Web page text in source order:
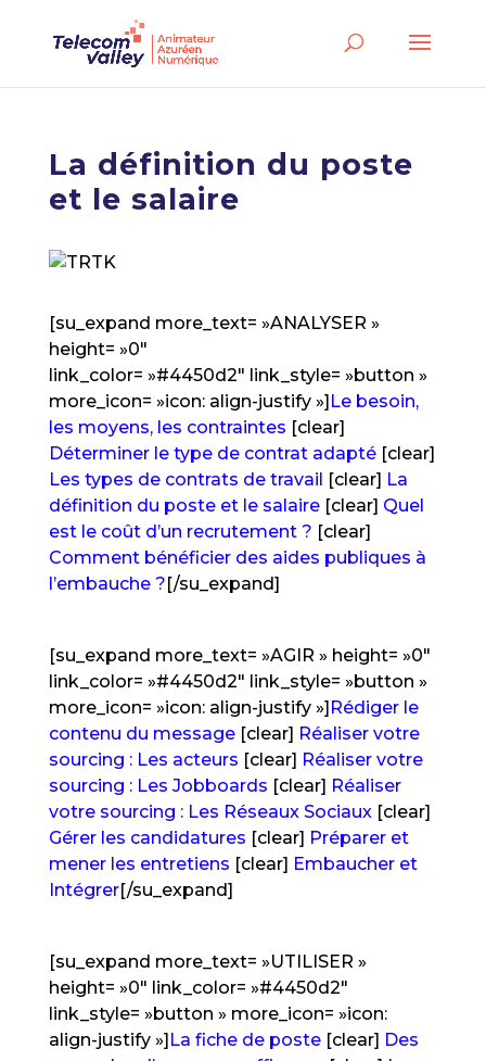
La définition du poste
et le salaire
[su_expand more_text= »ANALYSER »
height= »0″
link_color= »#4450d2″ link_style= »button »
more_icon= »icon: align-justify »]Le besoin,
les moyens, les contraintes [clear]
Déterminer le type de contrat adapté[clear]
Les types de contrats de travail [clear] La
définition du poste et le salaire[clear] Quel
est le coût d’un recrutement ? [clear]
Comment bénéficier des aides publiques à
l’embauche ?[/su_expand]
[su_expand more_text= »AGIR » height= »0″
link_color= »#4450d2″ link_style= »button »
more_icon= »icon: align-justify »]Rédiger le
contenu du message[clear] Réaliser votre
sourcing : Les acteurs [clear] Réaliser votre
sourcing : Les Jobboards [clear] Réaliser
votre sourcing : Les Réseaux Sociaux[clear]
Gérer les candidatures [clear] Préparer et
mener les entretiens [clear] Embaucher et
Intégrer[/su_expand]
[su_expand more_text= »UTILISER »
height= »0″ link_color= »#4450d2″
link_style= »button » more_icon= »icon:
align-justify »]La fiche de poste[clear] Des